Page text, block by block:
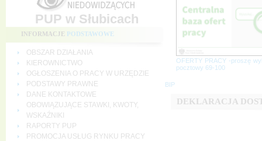
PUP w Słubicach
INFORMACJE PODSTAWOWE
OBSZAR DZIAŁANIA
KIEROWNICTWO
OGŁOSZENIA O PRACY W URZĘDZIE
PODSTAWY PRAWNE
DANE KONTAKTOWE
OBOWIĄZUJĄCE STAWKI, KWOTY,
WSKAŹNIKI
RAPORTY PUP
PROMOCJA USŁUG RYNKU PRACY
OFERTY PRACY -proszę
pocztowy 69-100
BIP
DEKLARACJA